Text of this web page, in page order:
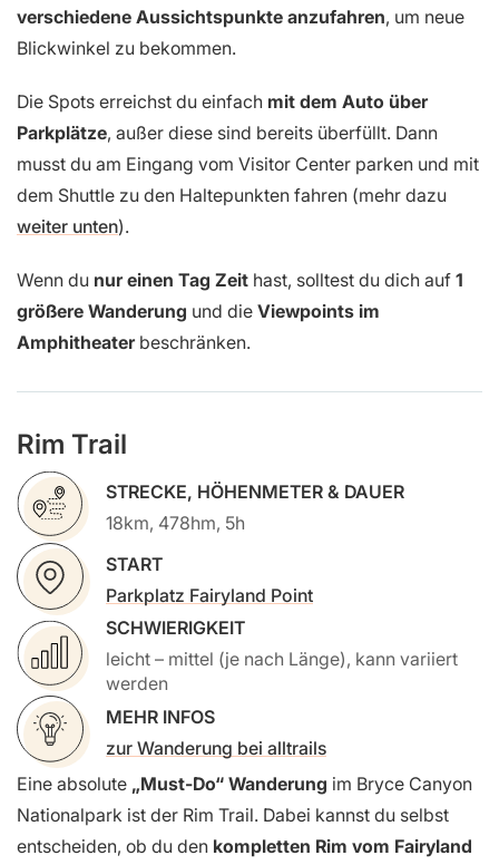
verschiedene Aussichtspunkte anzufahren, um neue
Blickwinkel zu bekommen.
Die Spots erreichst du einfach mit dem Auto über
Parkplätze, außer diese sind bereits überfüllt. Dann
musst du am Eingang vom Visitor Center parken und mit
dem Shuttle zu den Haltepunkten fahren (mehr dazu
weiter unten).
Wenn du nur einen Tag Zeit hast, solltest du dich auf 1
größere Wanderung und die Viewpoints im
Amphitheater beschränken.
Rim Trail
STRECKE, HÖHENMETER & DAUER
18km, 478hm, 5h
START
Parkplatz Fairyland Point
SCHWIERIGKEIT
leicht – mittel (je nach Länge), kann variiert
werden
MEHR INFOS
zur Wanderung bei alltrails
Eine absolute „Must-Do“ Wanderung im Bryce Canyon
Nationalpark ist der Rim Trail. Dabei kannst du selbst
entscheiden, ob du den kompletten Rim vom Fairyland